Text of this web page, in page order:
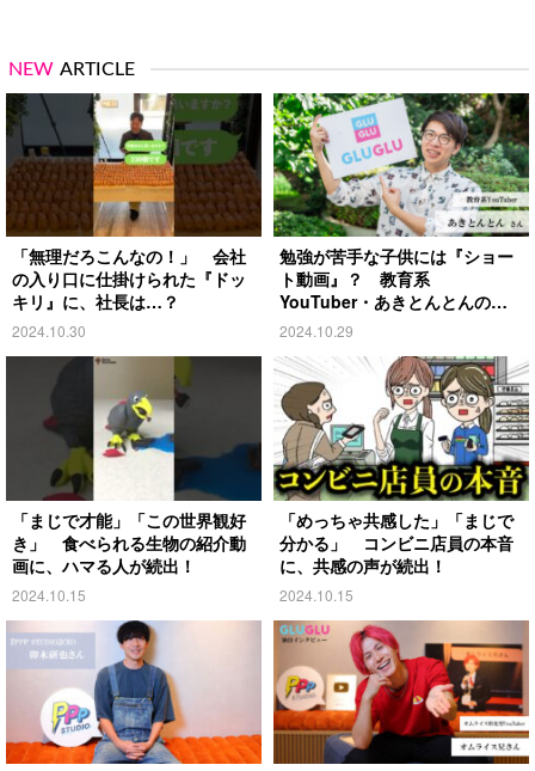
NEW ARTICLE
「無理だろこんなの！」 会社
の入り口に仕掛けられた『ドッ
キリ』に、社長は…？
2024.10.30
勉強が苦手な子供には『ショー
ト動画』？ 教育系
YouTuber・あきとんとんの戦
略とは
2024.10.29
「まじで才能」「この世界観好
き」 食べられる生物の紹介動
画に、ハマる人が続出！
2024.10.15
「めっちゃ共感した」「まじで
分かる」 コンビニ店員の本音
に、共感の声が続出！
2024.10.15